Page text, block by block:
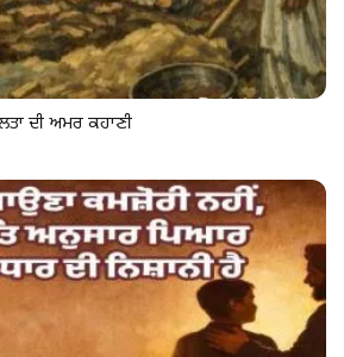
ਦੀ ਅਮਰ ਕਹਾਣੀ